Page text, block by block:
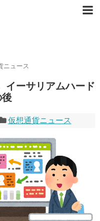
ニュース
イーサリアムハード
後
仮想通貨ニュース